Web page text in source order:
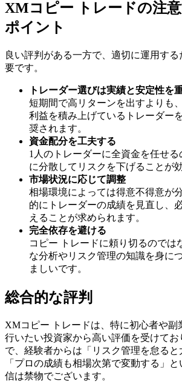
XMコピー トレードの注
ポイント
良い評判がある一方で、適切に運用す
要です。
トレーダー選びは実績と安定性を
短期間で高リターンを出すよりも
利益を積み上げているトレーダー
奨されます。
資金配分を工夫する
1人のトレーダーに全資金を任せる
に分散してリスクを下げることが
市場状況に応じて調整
相場環境によっては得意不得意が
的にトレーダーの成績を見直し、
えることが求められます。
完全依存を避ける
コピー トレードに頼り切るのでは
な分析やリスク管理の知識を身に
ましいです。
総合的な評判
XMコピー トレードは、特に初心者や副
行いたい投資家から高い評価を受けて
で、経験者からは「リスク管理を怠ると
「プロの成績も相場次第で変動する」
信は禁物でございます。